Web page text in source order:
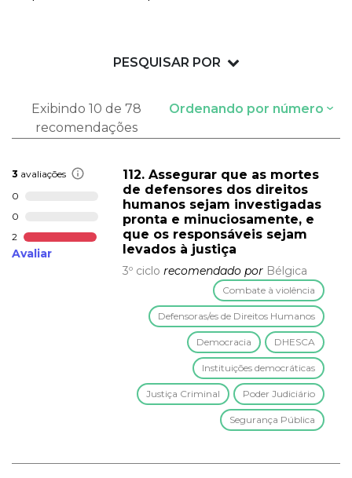
PESQUISAR POR
Exibindo 10 de 78
recomendações
Ordenando por número
3 avaliações
0
0
2
Avaliar
112. Assegurar que as mortes
de defensores dos direitos
humanos sejam investigadas
pronta e minuciosamente, e
que os responsáveis sejam
levados à justiça
3º ciclo recomendado por Bélgica
Combate à violência
Defensoras/es de Direitos Humanos
Democracia DHESCA
Instituições democráticas
Justiça Criminal Poder Judiciário
Segurança Pública